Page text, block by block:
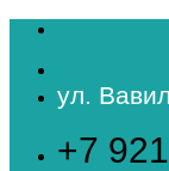
Skip
content
ул.
+7